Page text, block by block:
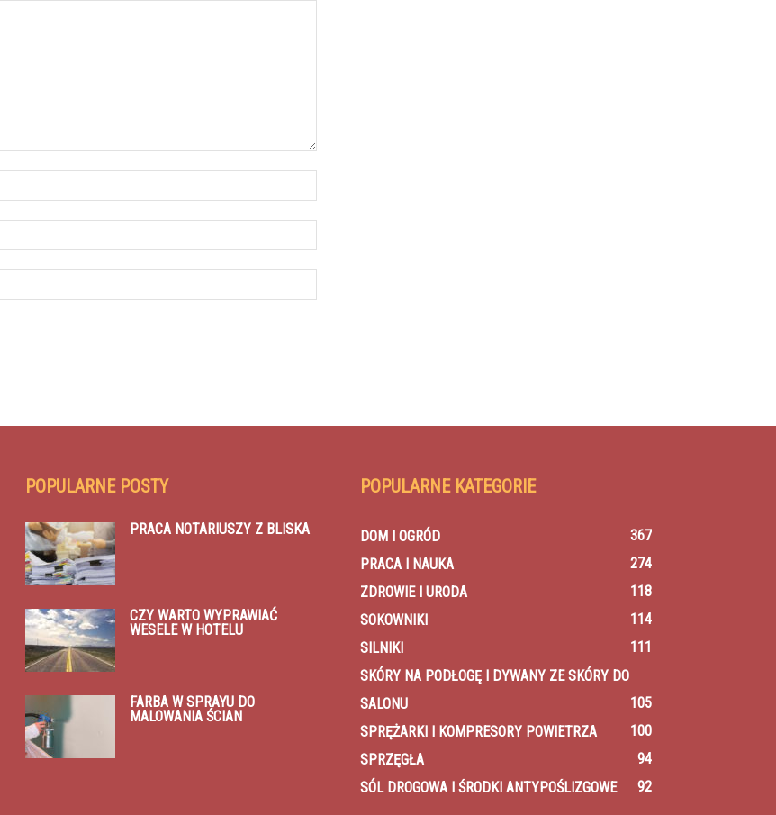
POPULARNE POSTY
PRACA NOTARIUSZY Z BLISKA
CZY WARTO WYPRAWIAĆ
WESELE W HOTELU
FARBA W SPRAYU DO
MALOWANIA ŚCIAN
POPULARNE KATEGORIE
DOM I OGRÓD
367
PRACA I NAUKA
274
ZDROWIE I URODA
118
SOKOWNIKI
114
SILNIKI
111
SKÓRY NA PODŁOGĘ I DYWANY ZE SKÓRY DO
SALONU
105
SPRĘŻARKI I KOMPRESORY POWIETRZA
100
SPRZĘGŁA
94
SÓL DROGOWA I ŚRODKI ANTYPOŚLIZGOWE
92